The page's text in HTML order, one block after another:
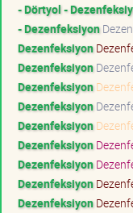
- Dörtyol -
- Dezenfeksiyon
Dezenfeksiyon
Dezenfeksiyon
Dezenfeksiyon
Dezenfeksiyon
Dezenfeksiyon
Dezenfeksiyon
Dezenfeksiyon
Dezenfeksiyon
Dezenfeksiyon